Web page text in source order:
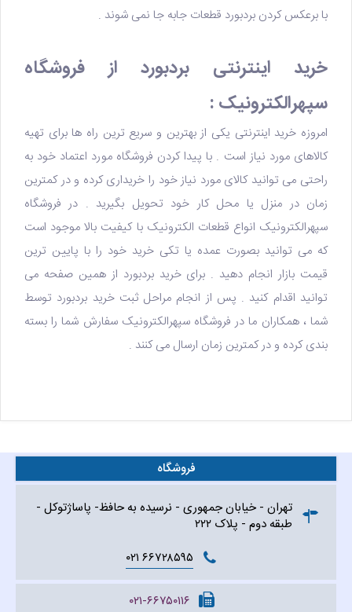
با برعکس کردن بردبورد قطعات جابه جا نمی شوند .
خرید اینترنتی بردبورد از فروشگاه
سپهرالکترونیک :
امروزه خرید اینترنتی یکی از بهترین و سریع ترین راه ها برای تهیه
کالاهای مورد نیاز است . با پیدا کردن فروشگاه مورد اعتماد خود به
راحتی می توانید کالای مورد نیاز خود را خریداری کرده و در کمترین
زمان در منزل یا محل کار خود تحویل بگیرید . در فروشگاه
سپهرالکترونیک انواع قطعات الکترونیک با کیفیت بالا موجود است
که می توانید بصورت عمده یا تکی خرید خود را با پایین ترین
قیمت بازار انجام دهید . برایخرید بردبورد از همین صفحه می
توانید اقدام کنید . پس از انجام مراحل ثبت خرید بردبورد توسط
شما ، همکاران ما در فروشگاه سپهرالکترونیک سفارش شما را بسته
بندی کرده و در کمترین زمان ارسال می کنند .
فروشگاه
تهران - خیابان جمهوری - نرسیده به حافظ- پاساژتوکل -
طبقه دوم - پلاک ۲۲۲
۶۶۷۲۸۵۹۵ ۰۲۱
۰۲۱-۶۶۷۵۰۱۱۶